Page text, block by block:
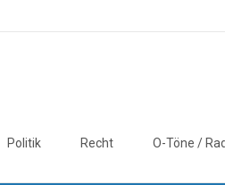
Politik Recht O-Töne /